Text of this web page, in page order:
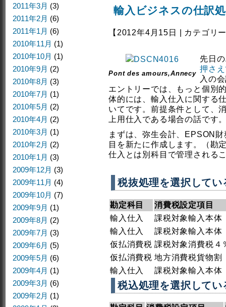
輸入ビジネスの仕訳
【2012年4月15日 | カテゴリ
Pont des amours,Annecy
先日
押さ
入の
エントリーでは、もっと個別
体的には、輸入仕入に関する
いてです。前提条件として、
上用仕入である場合の話です
まずは、弥生会計、EPSON
目を新たに作成します。（勘
仕入とは別科目で管理される
税抜処理を選択して
勘定科目
消費税設定項目
輸入仕入
課税対象輸入本体
輸入仕入
課税対象輸入本体
仮払消費税 課税対象消費税４
仮払消費税 地方消費税貨物割
輸入仕入
課税対象輸入本体
税込処理を選択して
2011年3月 (3)
2011年2月 (6)
2011年1月 (6)
2010年11月 (1)
2010年10月 (1)
2010年9月 (2)
2010年8月 (3)
2010年7月 (1)
2010年5月 (2)
2010年4月 (2)
2010年3月 (1)
2010年2月 (2)
2010年1月 (3)
2009年12月 (3)
2009年11月 (4)
2009年10月 (7)
2009年9月 (1)
2009年8月 (2)
2009年7月 (3)
2009年6月 (5)
2009年5月 (6)
2009年4月 (1)
2009年3月 (6)
2009年2月 (1)